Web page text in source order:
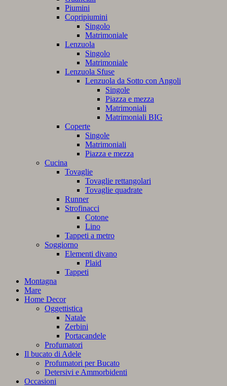
Piumini
Copripiumini
Singolo
Matrimoniale
Lenzuola
Singolo
Matrimoniale
Lenzuola Sfuse
Lenzuola da Sotto con Angoli
Singole
Piazza e mezza
Matrimoniali
Matrimoniali BIG
Coperte
Singole
Matrimoniali
Piazza e mezza
Cucina
Tovaglie
Tovaglie rettangolari
Tovaglie quadrate
Runner
Strofinacci
Cotone
Lino
Tappeti a metro
Soggiorno
Elementi divano
Plaid
Tappeti
Montagna
Mare
Home Decor
Oggettistica
Natale
Zerbini
Portacandele
Profumatori
Il bucato di Adele
Profumatori per Bucato
Detersivi e Ammorbidenti
Occasioni